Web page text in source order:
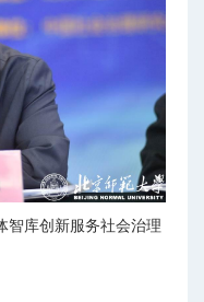
智库创新服务社会治理